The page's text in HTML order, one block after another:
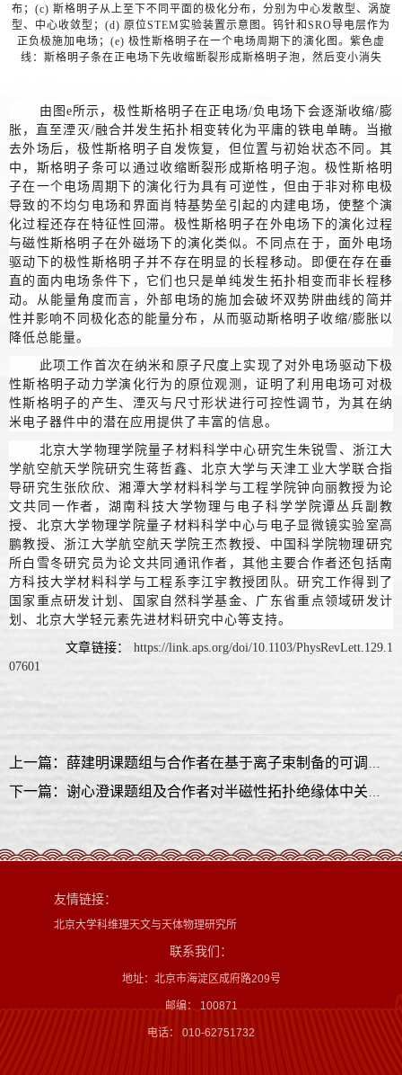
布；(c) 斯格明子从上至下不同平面的极化分布，分别为中心发散型、涡旋
型、中心收敛型；(d) 原位STEM实验装置示意图。钨针和SRO导电层作为
正负极施加电场；(e) 极性斯格明子在一个电场周期下的演化图。紫色虚
线：斯格明子条在正电场下先收缩断裂形成斯格明子泡，然后变小消失
由图e所示，极性斯格明子在正电场/负电场下会逐渐收缩/膨
胀，直至湮灭/融合并发生拓扑相变转化为平庸的铁电单畴。当撤
去外场后，极性斯格明子自发恢复，但位置与初始状态不同。其
中，斯格明子条可以通过收缩断裂形成斯格明子泡。极性斯格明
子在一个电场周期下的演化行为具有可逆性，但由于非对称电极
导致的不均匀电场和界面肖特基势垒引起的内建电场，使整个演
化过程还存在特征性回滞。极性斯格明子在外电场下的演化过程
与磁性斯格明子在外磁场下的演化类似。不同点在于，面外电场
驱动下的极性斯格明子并不存在明显的长程移动。即便在存在垂
直的面内电场条件下，它们也只是单纯发生拓扑相变而非长程移
动。从能量角度而言，外部电场的施加会破坏双势阱曲线的简并
性并影响不同极化态的能量分布，从而驱动斯格明子收缩/膨胀以
降低总能量。
此项工作首次在纳米和原子尺度上实现了对外电场驱动下极
性斯格明子动力学演化行为的原位观测，证明了利用电场可对极
性斯格明子的产生、湮灭与尺寸形状进行可控性调节，为其在纳
米电子器件中的潜在应用提供了丰富的信息。
北京大学物理学院量子材料科学中心研究生朱锐雪、浙江大
学航空航天学院研究生蒋哲鑫、北京大学与天津工业大学联合指
导研究生张欣欣、湘潭大学材料科学与工程学院钟向丽教授为论
文共同一作者，湖南科技大学物理与电子科学学院谭丛兵副教
授、北京大学物理学院量子材料科学中心与电子显微镜实验室高
鹏教授、浙江大学航空航天学院王杰教授、中国科学院物理研究
所白雪冬研究员为论文共同通讯作者，其他主要合作者还包括南
方科技大学材料科学与工程系李江宇教授团队。研究工作得到了
国家重点研发计划、国家自然科学基金、广东省重点领域研发计
划、北京大学轻元素先进材料研究中心等支持。
文章链接： https://link.aps.org/doi/10.1103/PhysRevLett.129.1
07601
友情链接：
北京大学科维理天文与天体物理研究所
联系我们：
地址：北京市海淀区成府路209号
邮编： 100871
电话： 010-62751732